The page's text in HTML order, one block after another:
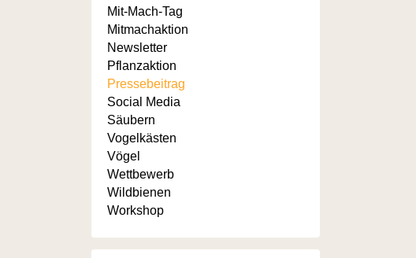
Mit-Mach-Tag
Mitmachaktion
Newsletter
Pflanzaktion
Pressebeitrag
Social Media
Säubern
Vogelkästen
Vögel
Wettbewerb
Wildbienen
Workshop